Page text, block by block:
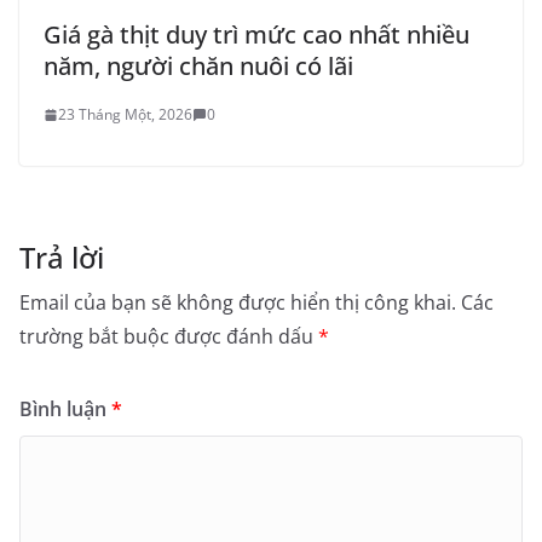
Giá gà thịt duy trì mức cao nhất nhiều
năm, người chăn nuôi có lãi
23 Tháng Một, 2026 0
Trả lời
Email của bạn sẽ không được hiển thị công khai. Các
trường bắt buộc được đánh dấu *
Bình luận *